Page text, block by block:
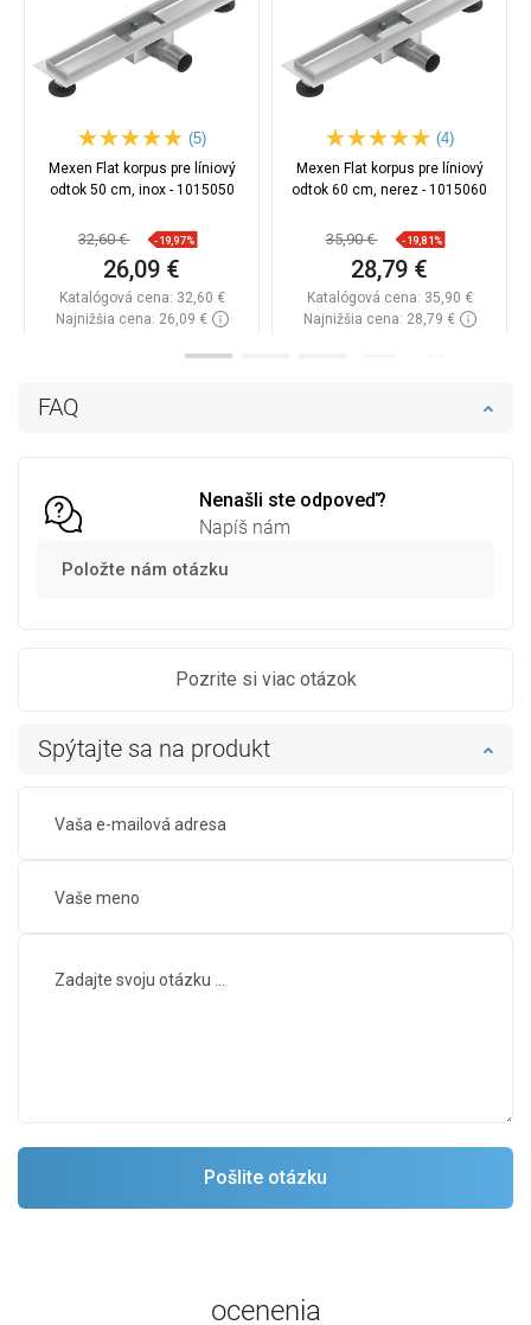
FAQ
Nenašli ste odpoveď?
Napíš nám
Položte nám otázku
Pozrite si viac otázok
Spýtajte sa na produkt
(5)
Mexen Flat korpus pre líniový
odtok 50 cm, inox - 1015050
32,60 € -19,97%
26,09 €
Katalógová cena: 32,60 €
Najnižšia cena: 26,09 €
(4)
Mexen Flat korpus pre líniový
odtok 60 cm, nerez - 1015060
35,90 € -19,81%
28,79 €
Katalógová cena: 35,90 €
Najnižšia cena: 28,79 €
ocenenia